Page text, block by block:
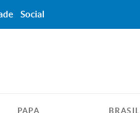
PAPA BRASIL
Social